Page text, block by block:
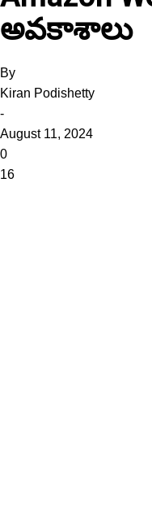
అవకాశాలు
By
Kiran Podishetty
-
August 11, 2024
0
16